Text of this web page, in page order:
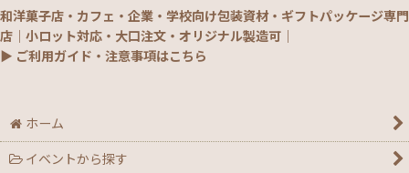
【銘菓撰29・秋冬】菓子単品・プチギフト
【秋】秋のおすすめパッケージ
【ハロウィン】★全力応援★グッズ★
和洋菓子店・カフェ・企業・学校向け包装資材・ギフトパッケージ専門
店｜小ロット対応・大口注文・オリジナル製造可｜
▶ ご利用ガイド・注意事項はこちら
ホーム
イベントから探す